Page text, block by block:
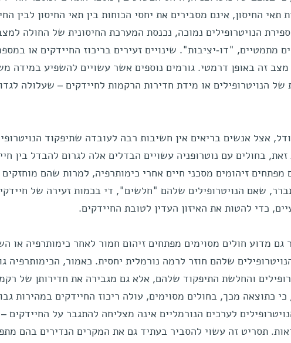
תאי החיסון, אינם מסבירים את יחסי הכוחות בין תאי החיסון לבין
הנויטרופילים נמוכה, נכנסת המערכת החיסונית של החולה
מתמטיים, "דו-יציבות". שינויים זעירים בריכוז החיידקים או
זה באופן דרמטי. גורמים נוספים אשר עשויים להשפיע במידה
של הנויטרופילים או מידת חדירות הרקמות לחיידקים – שעלולה
אצל אנשים בריאים אין חשיבות רבה לעובדה שתיפקוד
בחולים עם נוטרופניה עשויים הבדלים אלה לגרום להבדל בין
מפתחים זיהומים מסכני חיים אחרי כימותרפיה, למרות שהם
שאם הנויטרופילים שלהם "חלשים", די בכמות זעירה של
כדי להטות את האיזון העדין לטובת החיידקים.
גם מדוע חולים מסוימים מפתחים זיהום חמור לאחר כימותרפיה או
שלהם חוזר לרמה נורמלית יחסית. כאמור, הכימותרפיה
והחלשת התיפקוד שלהם, אלא גם מגבירה את חדירותן של
כתוצאה מכך, בחולים מסוימים, עולה ריכוז החיידקים במהירות
לערכים הנורמליים אינה מצליחה להתגבר על החיידקים
תסריט זה עשוי להסביר בעתיד גם את המקרים הנדירים בהם